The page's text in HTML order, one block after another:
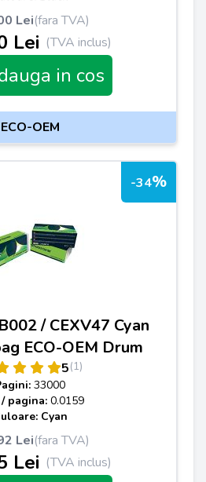
Lei(fara TVA)
Lei (TVA inclus)
in cos
ECO-OEM
-34%
/ CEXV47 Cyan
ECO-OEM Drum
5(1)
33000
pagina: 0.0159
Cyan
Lei(fara TVA)
Lei (TVA inclus)